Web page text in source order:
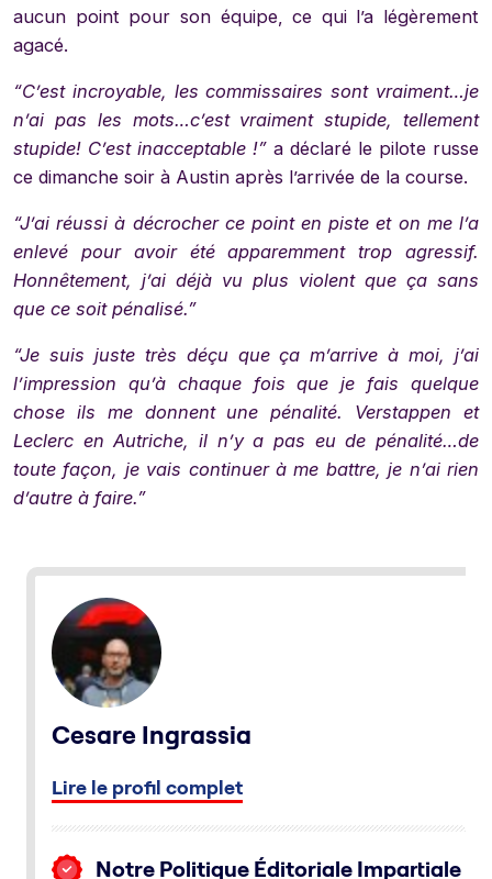
aucun point pour son équipe, ce qui l’a légèrement
agacé.
“C’est incroyable, les commissaires sont vraiment…je
n’ai pas les mots…c’est vraiment stupide, tellement
stupide! C’est inacceptable !” a déclaré le pilote russe
ce dimanche soir à Austin après l’arrivée de la course.
“J’ai réussi à décrocher ce point en piste et on me l’a
enlevé pour avoir été apparemment trop agressif.
Honnêtement, j’ai déjà vu plus violent que ça sans
que ce soit pénalisé.”
“Je suis juste très déçu que ça m’arrive à moi, j’ai
l’impression qu’à chaque fois que je fais quelque
chose ils me donnent une pénalité. Verstappen et
Leclerc en Autriche, il n’y a pas eu de pénalité…de
toute façon, je vais continuer à me battre, je n’ai rien
d’autre à faire.”
Cesare Ingrassia
Lire le profil complet
Notre Politique Éditoriale Impartiale